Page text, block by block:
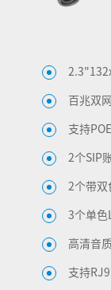
百兆双
支持POE
2个SIP
2个带双
3个单色
高清音
支持